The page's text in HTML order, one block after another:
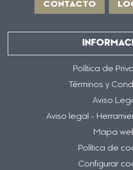
CONTACTO
Política de
Términos y
Aviso
Aviso legal -
Mapa
Política de
Configurar